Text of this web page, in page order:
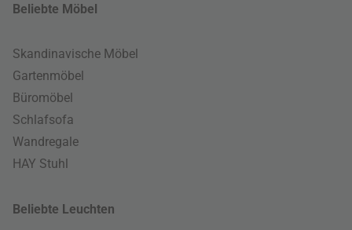
Beliebte Möbel
Skandinavische Möbel
Gartenmöbel
Büromöbel
Schlafsofa
Wandregale
HAY Stuhl
Beliebte Leuchten